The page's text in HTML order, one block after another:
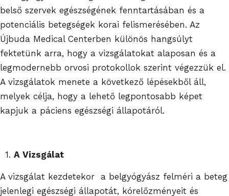
belső szervek egészségének fenntartásában és a
potenciális betegségek korai felismerésében. Az
Újbuda Medical Centerben különös hangsúlyt
fektetünk arra, hogy a vizsgálatokat alaposan és a
legmodernebb orvosi protokollok szerint végezzük el.
A vizsgálatok menete a következő lépésekből áll,
melyek célja, hogy a lehető legpontosabb képet
kapjuk a páciens egészségi állapotáról.
1. A Vizsgálat
A vizsgálat kezdetekor a belgyógyász felméri a beteg
jelenlegi egészségi állapotát, kórelőzményeit és